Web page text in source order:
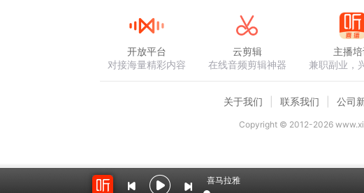
喜马拉雅
开放平台
对接海量精彩内容
云剪辑
在线音频剪辑神器
主播培
兼职副业，
关于我们 联系我们 公司
Copyright © 2012-2026